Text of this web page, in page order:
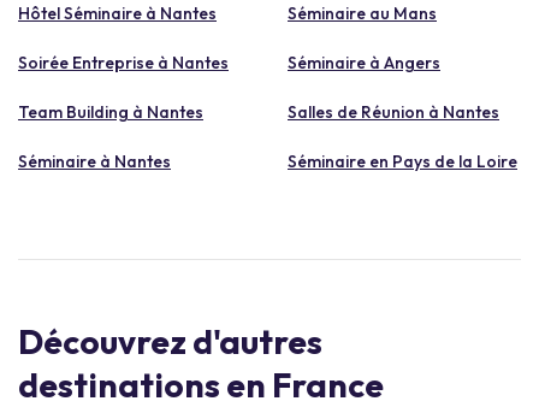
Hôtel Séminaire à Nantes Séminaire au Mans
Soirée Entreprise à Nantes Séminaire à Angers
Team Building à Nantes Salles de Réunion à Nantes
Séminaire à Nantes Séminaire en Pays de la Loire
Découvrez d'autres
destinations en France